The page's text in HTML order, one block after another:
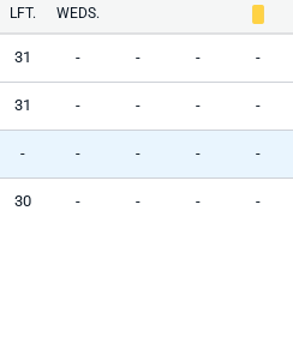
LFT. WEDS.
31 - - - -
31 - - - -
- - - - -
30 - - - -